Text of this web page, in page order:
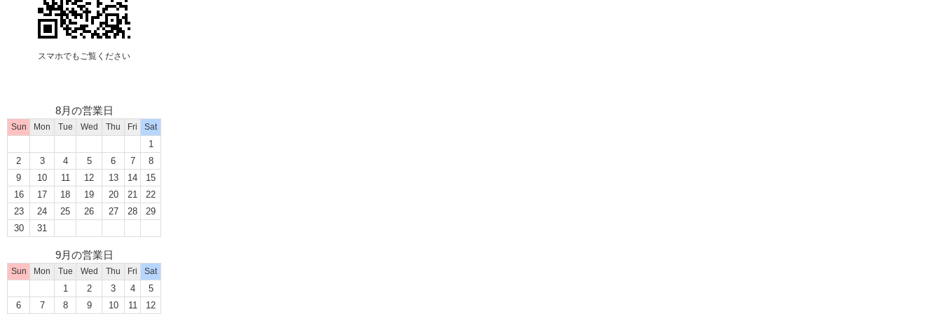
スマホでもご覧ください
8月の営業日
Sun Mon Tue Wed Thu Fri Sat
1
2
3 4 5 6 7
8
9
10 11 12 13 14
15
16
17 18 19 20 21
22
23
24 25 26 27 28
29
30
31
9月の営業日
Sun Mon Tue Wed Thu Fri Sat
1 2 3 4
5
6
7 8 9 10 11 12